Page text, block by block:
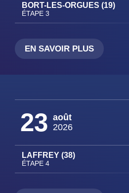
BORT-LES-ORGUES (19)
ÉTAPE 3
EN SAVOIR PLUS
23 août
2026
LAFFREY (38)
ÉTAPE 4